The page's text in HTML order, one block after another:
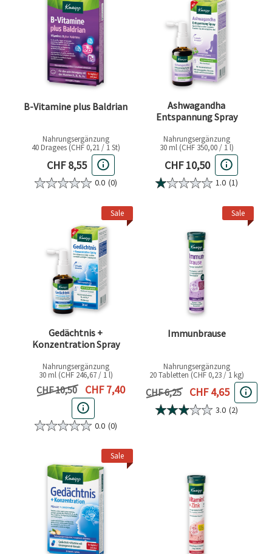
B-Vitamine plus Baldrian
Nahrungsergänzung
40 Dragees (CHF 0,21 / 1 St)
Aktueller Preis
CHF 8,55
0.0 (0)
Ashwagandha
Entspannung Spray
Nahrungsergänzung
30 ml (CHF 350,00 / 1 l)
Aktueller Preis
CHF 10,50
1.0 (1)
Sale
Gedächtnis +
Konzentration Spray
Nahrungsergänzung
30 ml (CHF 246,67 / 1 l)
Vorheriger Preis
CHF 10,50 Aktueller Preis
CHF 7,40
0.0 (0)
Sale
Immunbrause
Nahrungsergänzung
20 Tabletten (CHF 0,23 / 1 kg)
Vorheriger Preis
CHF 6,25 Aktueller Preis
CHF 4,65
3.0 (2)
Sale